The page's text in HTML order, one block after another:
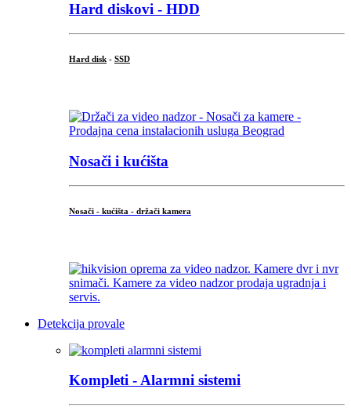
Hard diskovi - HDD
Hard disk - SSD
Nosači i kućišta
Nosači - kućišta - držači kamera
Detekcija provale
Kompleti - Alarmni sistemi